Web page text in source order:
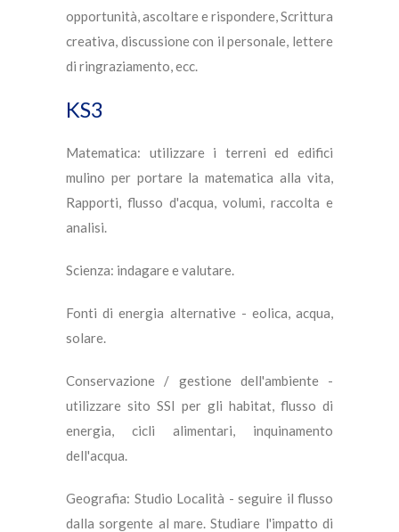
opportunità, ascoltare e rispondere, Scrittura
creativa, discussione con il personale, lettere
di ringraziamento, ecc.
KS3
Matematica: utilizzare i terreni ed edifici
mulino per portare la matematica alla vita,
Rapporti, flusso d'acqua, volumi, raccolta e
analisi.
Scienza: indagare e valutare.
Fonti di energia alternative - eolica, acqua,
solare.
Conservazione / gestione dell'ambiente -
utilizzare sito SSI per gli habitat, flusso di
energia, cicli alimentari, inquinamento
dell'acqua.
Geografia: Studio Località - seguire il flusso
dalla sorgente al mare. Studiare l'impatto di